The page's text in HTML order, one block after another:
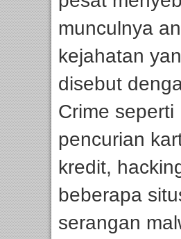
munculnya
kejahatan
disebut
Crime seperti
pencurian
kredit,
beberapa
serangan